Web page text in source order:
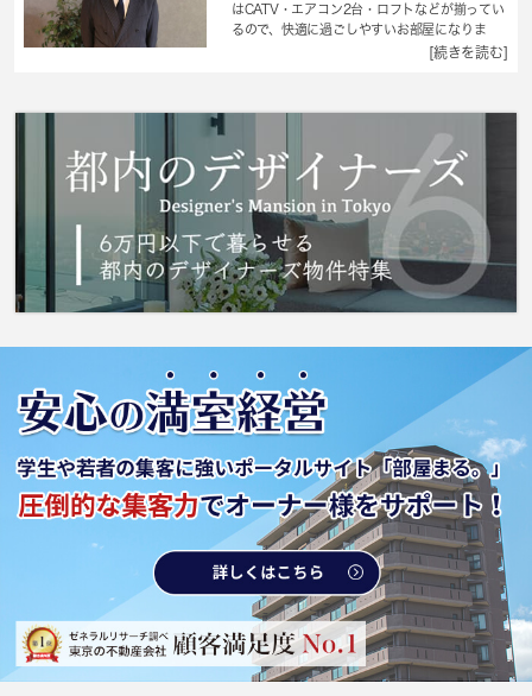
はCATV・エアコン2台・ロフトなどが揃ってい
るので、快適に過ごしやすいお部屋になりま
す。収納はシューズボックス・クロゼットなど
ションフロアは、好評いただいております。こ
ュニティは、満足できるお部屋を紹介する自信
がございます。練馬区での住まい探しなら、ま
ずはお気軽にお声かけ下さい。
[続きを読む]